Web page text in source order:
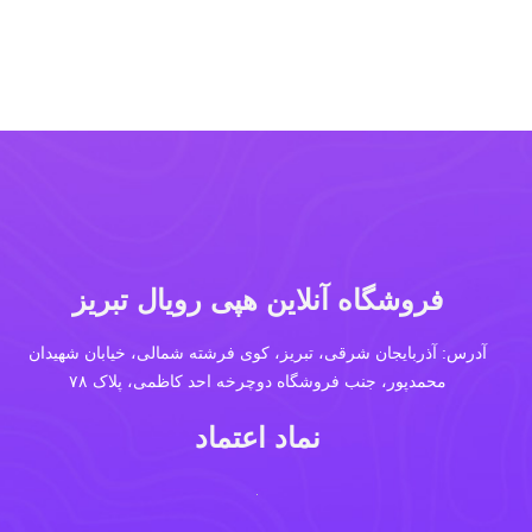
فروشگاه آنلاین هپی رویال تبریز
آدرس: آذربایجان شرقی، تبریز، کوی فرشته شمالی، خیابان شهیدان
محمدپور، جنب فروشگاه دوچرخه احد کاظمی، پلاک ۷۸
نماد اعتماد